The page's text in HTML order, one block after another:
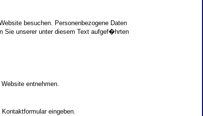
besuchen. Personenbezogene Daten
Sie unserer unter diesem Text aufgef�hrten
entnehmen.
eingeben.